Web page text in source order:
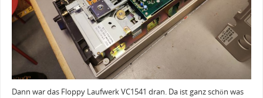
Dann war das Floppy Laufwerk VC1541 dran. Da ist ganz schön was